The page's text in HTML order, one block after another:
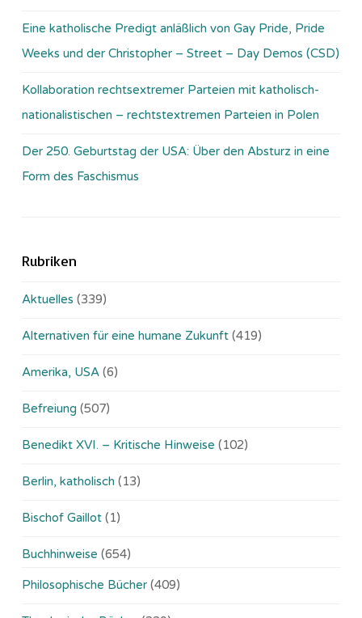
Eine katholische Predigt anläßlich von Gay Pride, Pride
Weeks und der Christopher – Street – Day Demos (CSD)
Kollaboration rechtsextremer Parteien mit katholisch-
nationalistischen – rechtstextremen Parteien in Polen
Der 250. Geburtstag der USA: Über den Absturz in eine
Form des Faschismus
Rubriken
Aktuelles (339)
Alternativen für eine humane Zukunft (419)
Amerika, USA (6)
Befreiung (507)
Benedikt XVI. – Kritische Hinweise (102)
Berlin, katholisch (13)
Bischof Gaillot (1)
Buchhinweise (654)
Philosophische Bücher (409)